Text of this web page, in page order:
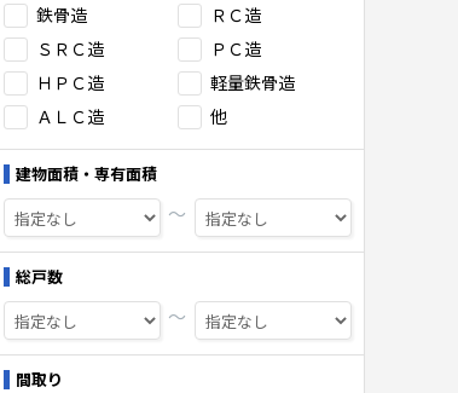
鉄骨造
ＲＣ造
ＳＲＣ造
ＰＣ造
ＨＰＣ造
軽量鉄骨造
ＡＬＣ造
他
建物面積・専有面積
〜
総戸数
〜
間取り